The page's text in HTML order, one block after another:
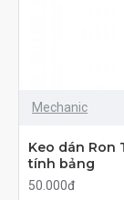
Mechanic
Keo dán Ron
tính bảng
50.000đ